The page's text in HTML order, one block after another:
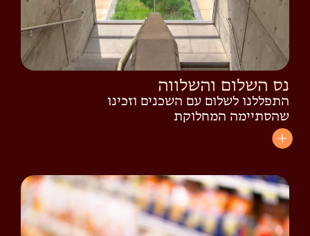
נס השלום והשלווה
התפללנו לשלום עם השכנים וזכינו
שהסתיימה המחלוקת